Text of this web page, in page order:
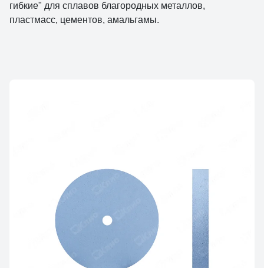
гибкие" для сплавов благородных металлов,
пластмасс, цементов, амальгамы.